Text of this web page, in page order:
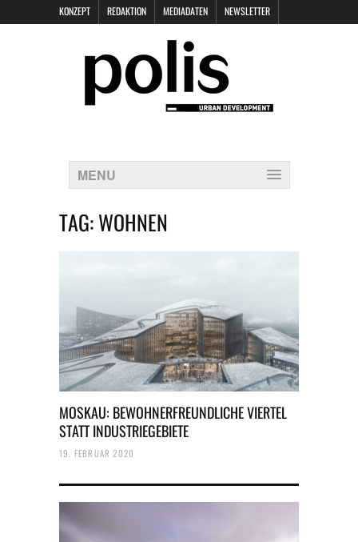
KONZEPT REDAKTION MEDIADATEN NEWSLETTER
DATENSCHUTZ
MENU
TAG:WOHNEN
MOSKAU: BEWOHNERFREUNDLICHE VIERTEL
STATT INDUSTRIEGEBIETE
19. FEBRUAR 2020